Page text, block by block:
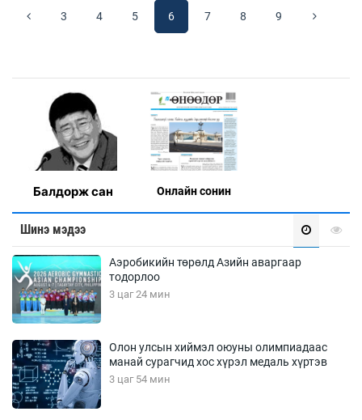
3 4 5 6 7 8 9
Балдорж сан Онлaйн сонин
Шинэ мэдээ
Аэробикийн төрөлд Азийн аваргаар
тодорлоо
3 цаг 24 мин
Олон улсын хиймэл оюуны олимпиадаас
манай сурагчид хос хүрэл медаль хүртэв
3 цаг 54 мин